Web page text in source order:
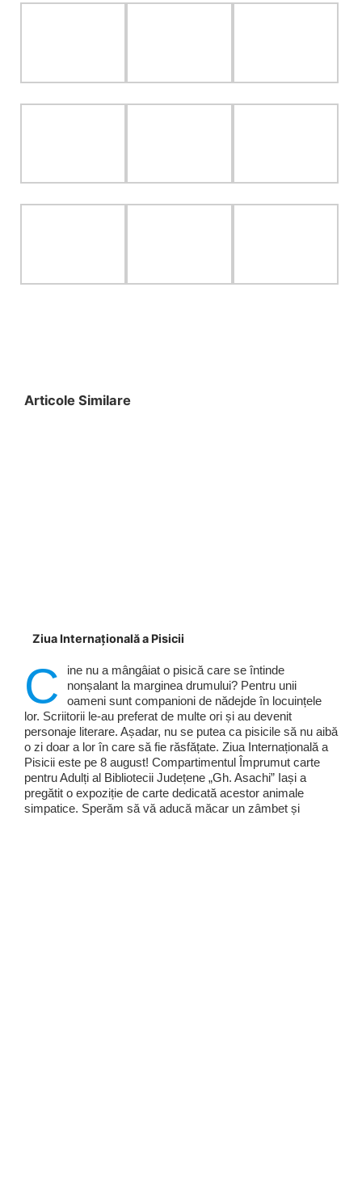
Articole Similare
Ziua Internațională a Pisicii
C
ine nu a mângâiat o pisică care se întinde
nonșalant la marginea drumului? Pentru unii
oameni sunt companioni de nădejde în locuințele
lor. Scriitorii le-au preferat de multe ori și au devenit
personaje literare. Așadar, nu se putea ca pisicile să nu aibă
o zi doar a lor în care să fie răsfățate. Ziua Internațională a
Pisicii este pe 8 august! Compartimentul Împrumut carte
pentru Adulți al Bibliotecii Județene „Gh. Asachi” Iași a
pregătit o expoziție de carte dedicată acestor animale
simpatice. Sperăm să vă aducă măcar un zâmbet și